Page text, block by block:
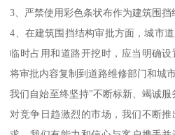
3、严禁使用彩色条状布作为建筑围挡
4、在建筑围挡结构审批方面，城市
临时占用和道路开挖时，应当明确
将审批内容复制到道路维修部门和城
我们自始至终坚持"不断标新、竭诚
对竞争日趋激烈的市场，我们不断